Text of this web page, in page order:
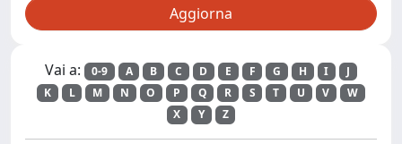
Vai a: 0-9 A B C D E F G H I
J
K
L M N O P Q R S T U V
W
X
Y Z